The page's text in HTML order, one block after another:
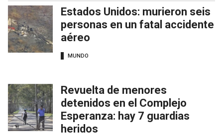
Estados Unidos: murieron seis
personas en un fatal accidente
aéreo
MUNDO
Revuelta de menores
detenidos en el Complejo
Esperanza: hay 7 guardias
heridos